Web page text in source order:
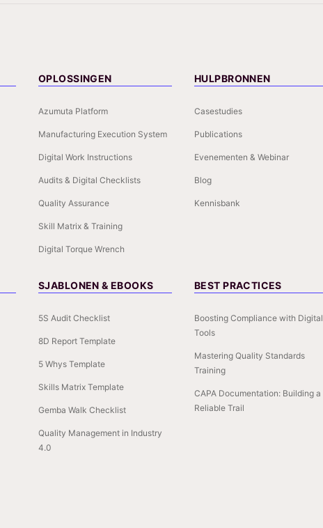
OPLOSSINGEN
Azumuta Platform
Manufacturing Execution System
Digital Work Instructions
Audits & Digital Checklists
Quality Assurance
Skill Matrix & Training
Digital Torque Wrench
HULPBRONNEN
Casestudies
Publications
Evenementen & Webinar
Blog
Kennisbank
SJABLONEN & EBOOKS
5S Audit Checklist
8D Report Template
5 Whys Template
Skills Matrix Template
Gemba Walk Checklist
Quality Management in Industry
4.0
BEST PRACTICES
Boosting Compliance with Digital
Tools
Mastering Quality Standards
Training
CAPA Documentation: Building a
Reliable Trail